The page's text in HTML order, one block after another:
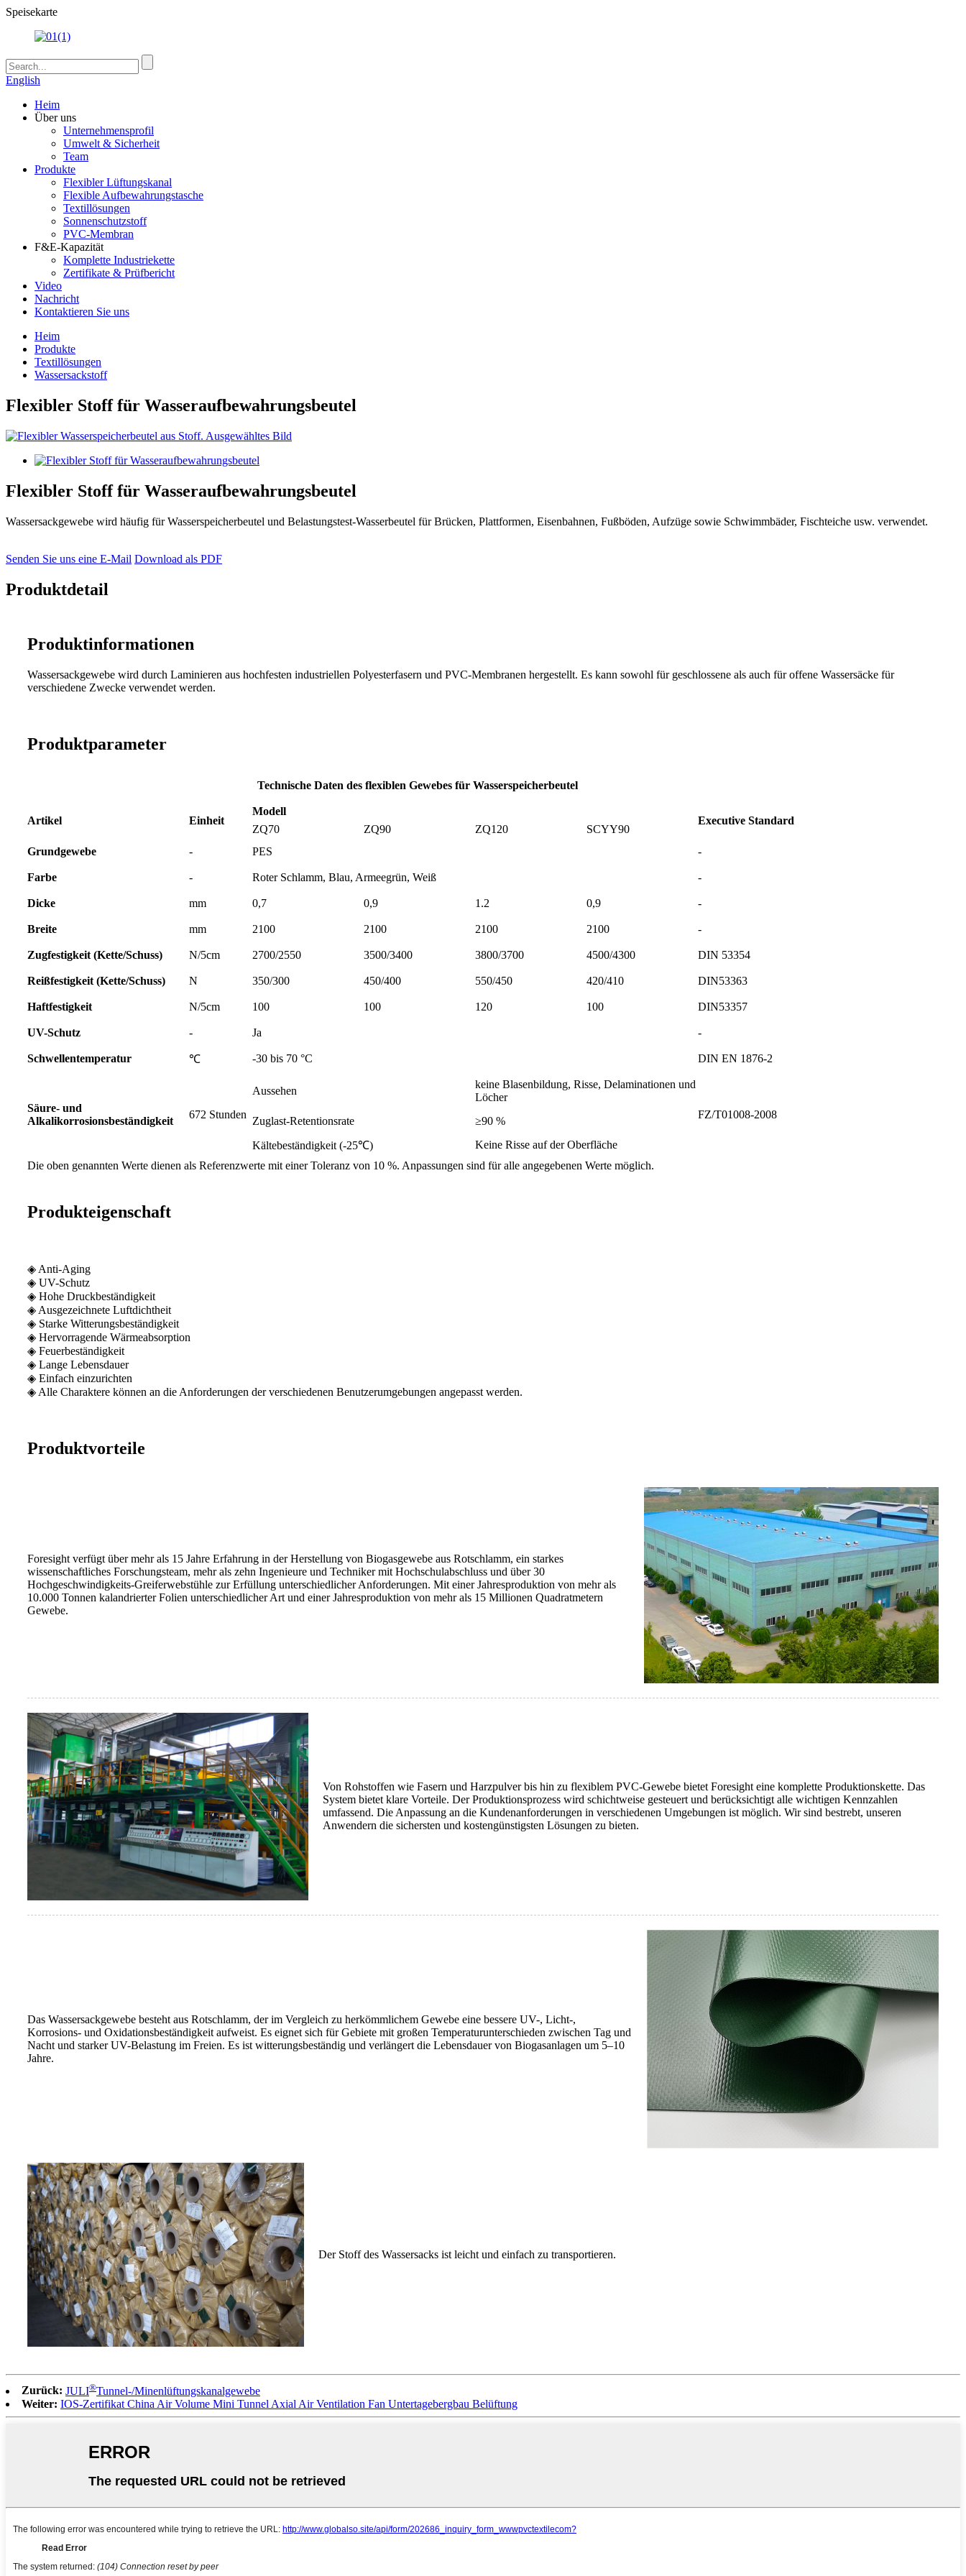
Speisekarte
English
Heim
Über uns
Unternehmensprofil
Umwelt & Sicherheit
Team
Produkte
Flexibler Lüftungskanal
Flexible Aufbewahrungstasche
Textillösungen
Sonnenschutzstoff
PVC-Membran
F&E-Kapazität
Komplette Industriekette
Zertifikate & Prüfbericht
Video
Nachricht
Kontaktieren Sie uns
Heim
Produkte
Textillösungen
Wassersackstoff
Flexibler Stoff für Wasseraufbewahrungsbeutel
Flexibler Stoff für Wasseraufbewahrungsbeutel
Wassersackgewebe wird häufig für Wasserspeicherbeutel und Belastungstest-Wasserbeutel für Brücken, Plattformen, Eisenbahnen, Fußböden, Aufzüge sowie Schwimmbäder, Fischteiche usw. verwendet.
Senden Sie uns eine E-Mail Download als PDF
Produktdetail
Produktinformationen
Wassersackgewebe wird durch Laminieren aus hochfesten industriellen Polyesterfasern und PVC-Membranen hergestellt. Es kann sowohl für geschlossene als auch für offene Wassersäcke für
verschiedene Zwecke verwendet werden.
Produktparameter
Technische Daten des flexiblen Gewebes für Wasserspeicherbeutel
Artikel Einheit
Modell
Executive Standard
ZQ70 ZQ90 ZQ120
SCYY90
Grundgewebe
- PES -
Farbe - Roter Schlamm, Blau, Armeegrün, Weiß -
Dicke mm 0,7 0,9 1.2 0,9 -
Breite mm 2100 2100 2100 2100 -
Zugfestigkeit (Kette/Schuss) N/5cm 2700/2550 3500/3400 3800/3700 4500/4300 DIN 53354
Reißfestigkeit (Kette/Schuss) N 350/300 450/400 550/450 420/410 DIN53363
Haftfestigkeit N/5cm 100 100 120 100 DIN53357
UV-Schutz - Ja -
Schwellentemperatur ℃ -30 bis 70 °C DIN EN 1876-2
Säure- und
Alkalikorrosionsbeständigkeit
672 Stunden
Aussehen
keine Blasenbildung, Risse, Delaminationen und
Löcher
FZ/T01008-2008
Zuglast-Retentionsrate
≥90 %
Kältebeständigkeit (-25℃)
Keine Risse auf der Oberfläche
Die oben genannten Werte dienen als Referenzwerte mit einer Toleranz von 10 %. Anpassungen sind für alle angegebenen Werte möglich.
Produkteigenschaft
◈ Anti-Aging
◈ UV-Schutz
◈ Hohe Druckbeständigkeit
◈ Ausgezeichnete Luftdichtheit
◈ Starke Witterungsbeständigkeit
◈ Hervorragende Wärmeabsorption
◈ Feuerbeständigkeit
◈ Lange Lebensdauer
◈ Einfach einzurichten
◈ Alle Charaktere können an die Anforderungen der verschiedenen Benutzerumgebungen angepasst werden.
Produktvorteile
Foresight verfügt über mehr als 15 Jahre Erfahrung in der Herstellung von Biogasgewebe aus Rotschlamm, ein starkes
wissenschaftliches Forschungsteam, mehr als zehn Ingenieure und Techniker mit Hochschulabschluss und über 30
Hochgeschwindigkeits-Greiferwebstühle zur Erfüllung unterschiedlicher Anforderungen. Mit einer Jahresproduktion von mehr als
10.000 Tonnen kalandrierter Folien unterschiedlicher Art und einer Jahresproduktion von mehr als 15 Millionen Quadratmetern
Gewebe.
Von Rohstoffen wie Fasern und Harzpulver bis hin zu flexiblem PVC-Gewebe bietet Foresight eine komplette Produktionskette. Das
System bietet klare Vorteile. Der Produktionsprozess wird schichtweise gesteuert und berücksichtigt alle wichtigen Kennzahlen
umfassend. Die Anpassung an die Kundenanforderungen in verschiedenen Umgebungen ist möglich. Wir sind bestrebt, unseren
Anwendern die sichersten und kostengünstigsten Lösungen zu bieten.
Das Wassersackgewebe besteht aus Rotschlamm, der im Vergleich zu herkömmlichem Gewebe eine bessere UV-, Licht-,
Korrosions- und Oxidationsbeständigkeit aufweist. Es eignet sich für Gebiete mit großen Temperaturunterschieden zwischen Tag und
Nacht und starker UV-Belastung im Freien. Es ist witterungsbeständig und verlängert die Lebensdauer von Biogasanlagen um 5–10
Jahre.
Der Stoff des Wassersacks ist leicht und einfach zu transportieren.
Zurück: JULI®Tunnel-/Minenlüftungskanalgewebe
Weiter: IOS-Zertifikat China Air Volume Mini Tunnel Axial Air Ventilation Fan Untertagebergbau Belüftung